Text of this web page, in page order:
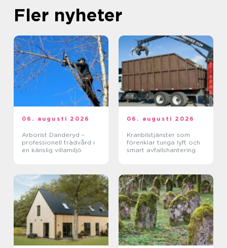
Fler nyheter
06. augusti 2026
Arborist Danderyd –
professionell trädvård i
en känslig villamiljö
06. augusti 2026
Kranbilstjänster som
förenklar tunga lyft och
smart avfallshantering